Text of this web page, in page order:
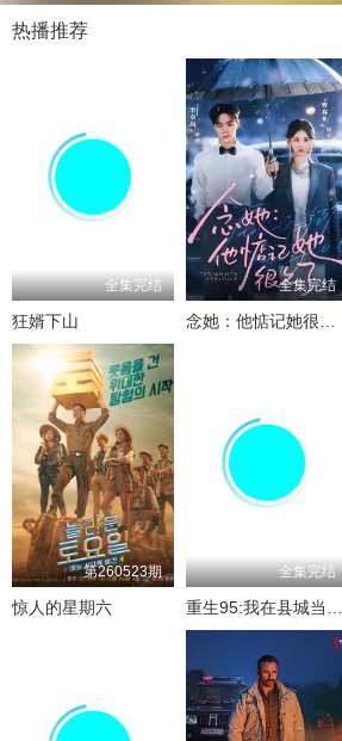
热播推荐
全集完结
狂婿下山
全集完结
念她：他惦记她很久了
第260523期
惊人的星期六
全集完结
重生95:我在县城当婆罗门整烧烤